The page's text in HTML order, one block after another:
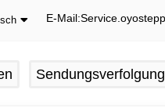
E-
Sendungsverfolgung